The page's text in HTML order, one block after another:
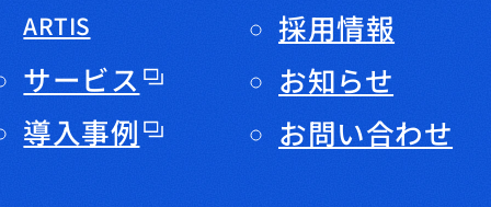
ARTIS
サービス
導入事例
採用情報
お知らせ
お問い合わせ